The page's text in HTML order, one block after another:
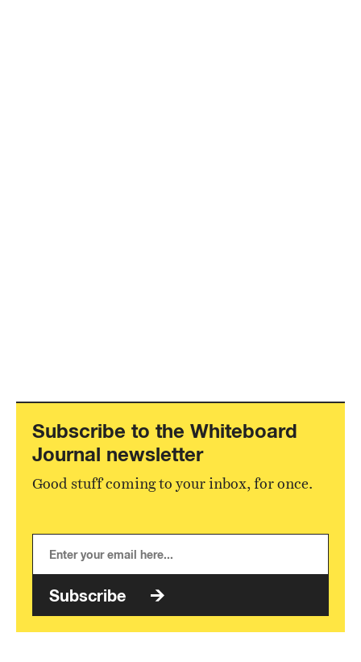
Subscribe to the Whiteboard
Journal newsletter
Good stuff coming to your inbox, for once.
Subscribe